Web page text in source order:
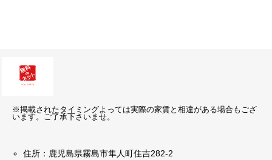
※掲載されたタイミングよっては実際の家賃と相違がある場合もござ
います。ご了承下さいませ。
住所：鹿児島県霧島市隼人町住吉282-2